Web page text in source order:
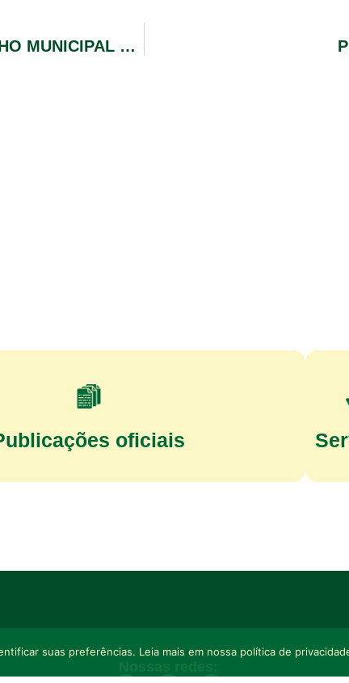
EDITAL – 001/2019 – COMDICA – CONSELHO MUNICIPAL DOS DIREITOS DA CRIANÇA E DO ADOLESCENTE
oficiais
suas preferências. Leia mais em nossa política de